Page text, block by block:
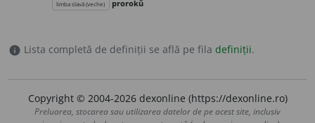
limba slavă (veche) prorokŭ
info Lista completă de definiții se află pe fila definiții.
Copyright © 2004-2026 dexonline (https://dexonline.ro)
Preluarea, stocarea sau utilizarea datelor de pe acest site, inclusiv